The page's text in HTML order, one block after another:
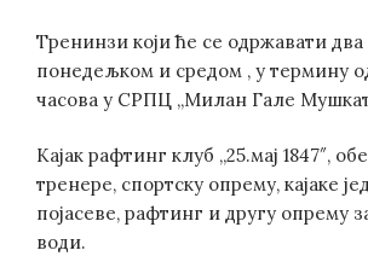
Тренинзи који ће се одржавати
понедељком и средом , у термину
часова у СРПЦ „Милан Гале
Кајак рафтинг клуб „25.мај 1847″,
тренере, спортску опрему, кајаке
појасеве, рафтинг и другу опрему
води.